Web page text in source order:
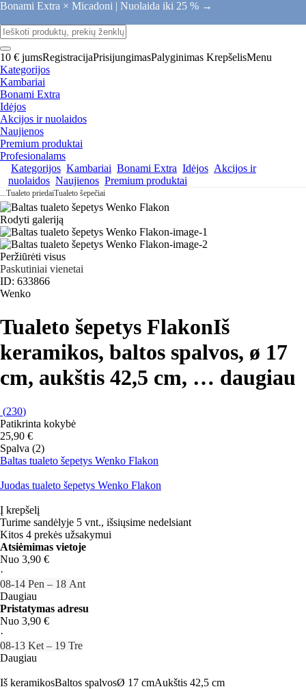
Bonami Extra × Micadoni | Nuolaida iki 25 % →
10 € jumsRegistracijaPrisijungimasPalyginimas KrepšelisMenu
Kategorijos
Kambariai
Bonami Extra
Idėjos
Akcijos ir nuolaidos
Naujienos
Premium produktai
Profesionalams
Kategorijos Kambariai Bonami Extra Idėjos Akcijos ir
nuolaidos Naujienos Premium produktai
...Tualeto priedaiTualeto šepečiai
Rodyti galeriją
Peržiūrėti visus
Paskutiniai vienetai
ID: 633866
Wenko
Tualeto šepetys FlakonIš
keramikos, baltos spalvos, ø 17
cm, aukštis 42,5 cm, … daugiau
(230)
Patikrinta kokybė
25,90 €
Spalva (2)
Baltas tualeto šepetys Wenko Flakon
Juodas tualeto šepetys Wenko Flakon
Į krepšelį
Turime sandėlyje 5 vnt., išsiųsime nedelsiant
Kitos 4 prekės užsakymui
Atsiėmimas vietoje
Nuo 3,90 €
·
08‑14 Pen – 18 Ant
Daugiau
Pristatymas adresu
Nuo 3,90 €
·
08‑13 Ket – 19 Tre
Daugiau
Iš keramikosBaltos spalvosØ 17 cmAukštis 42,5 cm